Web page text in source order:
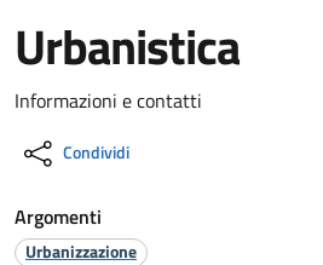
Urbanistica
Informazioni e contatti
Condividi
Argomenti
Urbanizzazione